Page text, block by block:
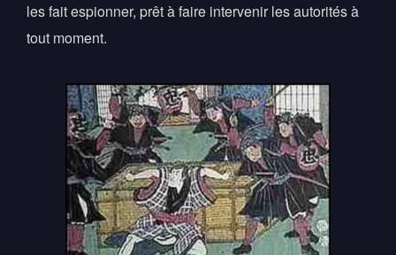
les fait espionner, prêt à faire intervenir les autorités à
tout moment.